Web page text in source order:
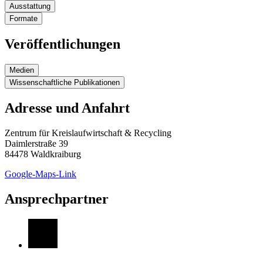
Ausstattung
Formate
Veröffentlichungen
Medien
Wissenschaftliche Publikationen
Adresse und Anfahrt
Zentrum für Kreislaufwirtschaft & Recycling
Daimlerstraße 39
84478 Waldkraiburg
Google-Maps-Link
Ansprechpartner